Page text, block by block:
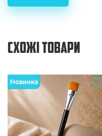
СХОЖІ ТОВАРИ
Новинка